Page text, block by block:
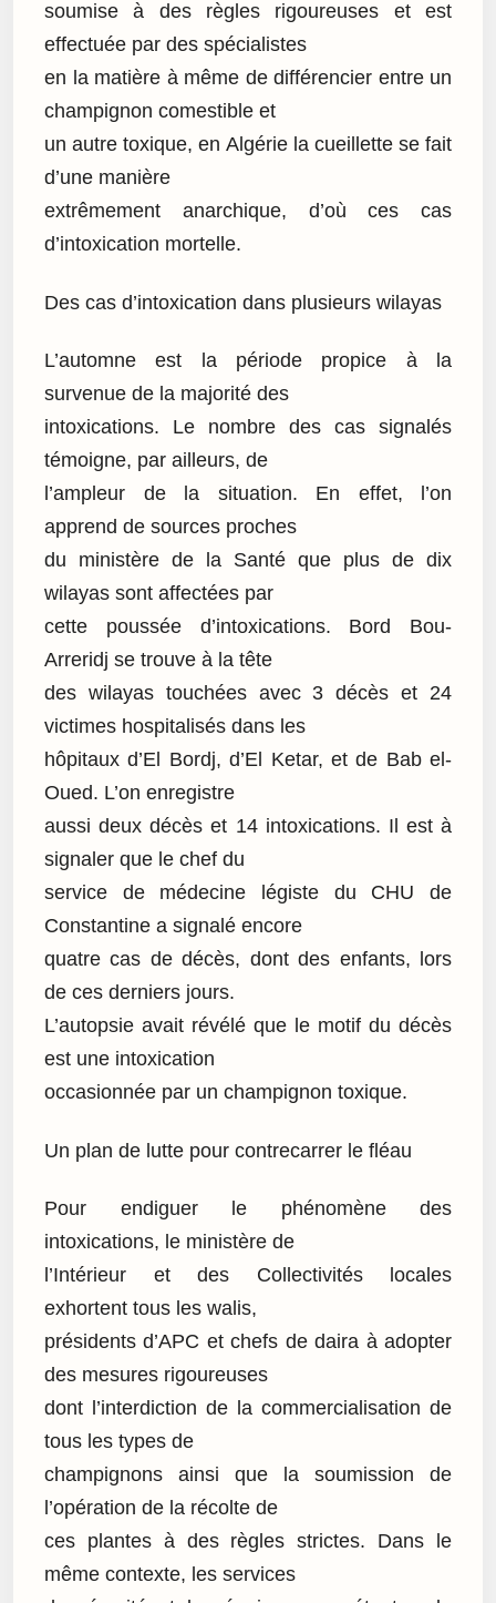
soumise à des règles rigoureuses et est
effectuée par des spécialistes
en la matière à même de différencier entre un
champignon comestible et
un autre toxique, en Algérie la cueillette se fait
d’une manière
extrêmement anarchique, d’où ces cas
d’intoxication mortelle.
Des cas d’intoxication dans plusieurs wilayas
L’automne est la période propice à la
survenue de la majorité des
intoxications. Le nombre des cas signalés
témoigne, par ailleurs, de
l’ampleur de la situation. En effet, l’on
apprend de sources proches
du ministère de la Santé que plus de dix
wilayas sont affectées par
cette poussée d’intoxications. Bord Bou-
Arreridj se trouve à la tête
des wilayas touchées avec 3 décès et 24
victimes hospitalisés dans les
hôpitaux d’El Bordj, d’El Ketar, et de Bab el-
Oued. L’on enregistre
aussi deux décès et 14 intoxications. Il est à
signaler que le chef du
service de médecine légiste du CHU de
Constantine a signalé encore
quatre cas de décès, dont des enfants, lors
de ces derniers jours.
L’autopsie avait révélé que le motif du décès
est une intoxication
occasionnée par un champignon toxique.
Un plan de lutte pour contrecarrer le fléau
Pour endiguer le phénomène des
intoxications, le ministère de
l’Intérieur et des Collectivités locales
exhortent tous les walis,
présidents d’APC et chefs de daira à adopter
des mesures rigoureuses
dont l’interdiction de la commercialisation de
tous les types de
champignons ainsi que la soumission de
l’opération de la récolte de
ces plantes à des règles strictes. Dans le
même contexte, les services